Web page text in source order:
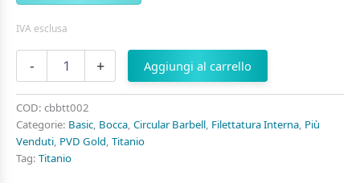
IVA esclusa
-
Circular
Barbell
ASTM
F136
quantità
+ Aggiungi al carrello
COD: cbbtt002
Categorie: Basic, Bocca, Circular Barbell, Filettatura Interna, Più
Venduti, PVD Gold, Titanio
Tag: Titanio